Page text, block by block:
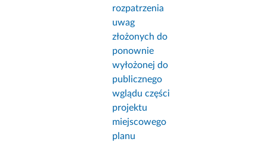
rozpatrzenia
uwag
złożonych do
ponownie
wyłożonej do
publicznego
wglądu części
projektu
miejscowego
planu